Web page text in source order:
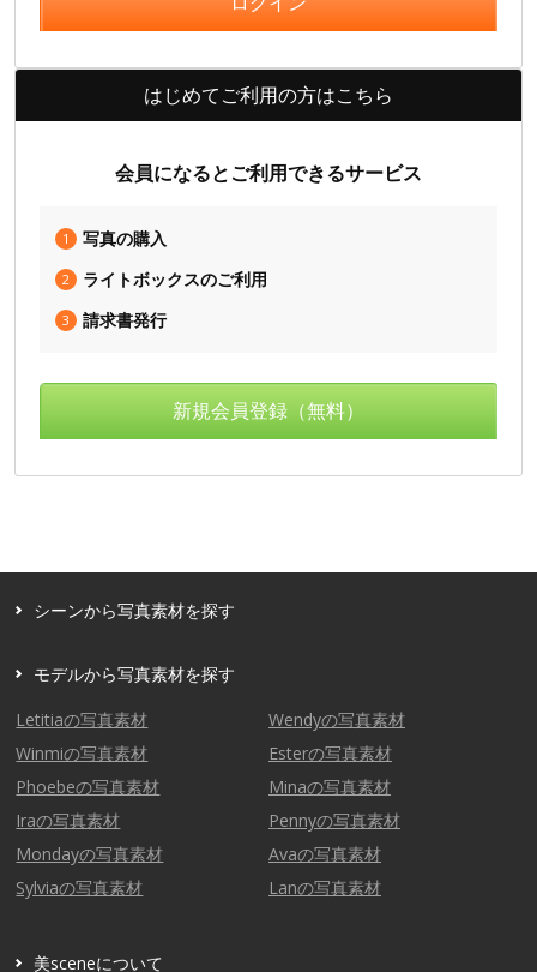
はじめてご利用の方はこちら
会員になるとご利用できるサービス
1 写真の購入
2 ライトボックスのご利用
3 請求書発行
新規会員登録（無料）
シーンから写真素材を探す
モデルから写真素材を探す
Letitiaの写真素材
Wendyの写真素材
Winmiの写真素材
Esterの写真素材
Phoebeの写真素材
Minaの写真素材
Iraの写真素材
Pennyの写真素材
Mondayの写真素材
Avaの写真素材
Sylviaの写真素材
Lanの写真素材
美sceneについて